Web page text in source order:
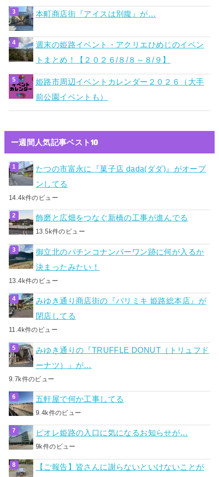
本町商店街『アイスは別腹』が…
週末の姫路イベント・アクリエひめじのイベン
トまとめ！【２０２６/８/８～８/９】
姫路市周辺イベントカレンダー２０２６（大手
前公園イベントも）
ー週間人気記事ベスト10
たつの市富永に『菓子店 dada(ダダ)』がオープ
ンしてる
14.4k件のビュー
飾磨と広畑をつなぐ新橋の工事が進んでる
13.5k件のビュー
御立北のパチンコナンバーワン跡に何が入るか
決まったみたい！
13.4k件のビュー
みゆき通り商店街の『パリミキ 姫路総本店』が
閉店してる
11.4k件のビュー
みゆき通りの『TRUFFLE DONUT（トリュフド
ーナツ）』が…
9.7k件のビュー
五軒屋で何か工事してる
9.4k件のビュー
ピオレ姫路の入口に気になるお知らせが…
9k件のビュー
【ご報告】皆さんに謝らないといけないことが